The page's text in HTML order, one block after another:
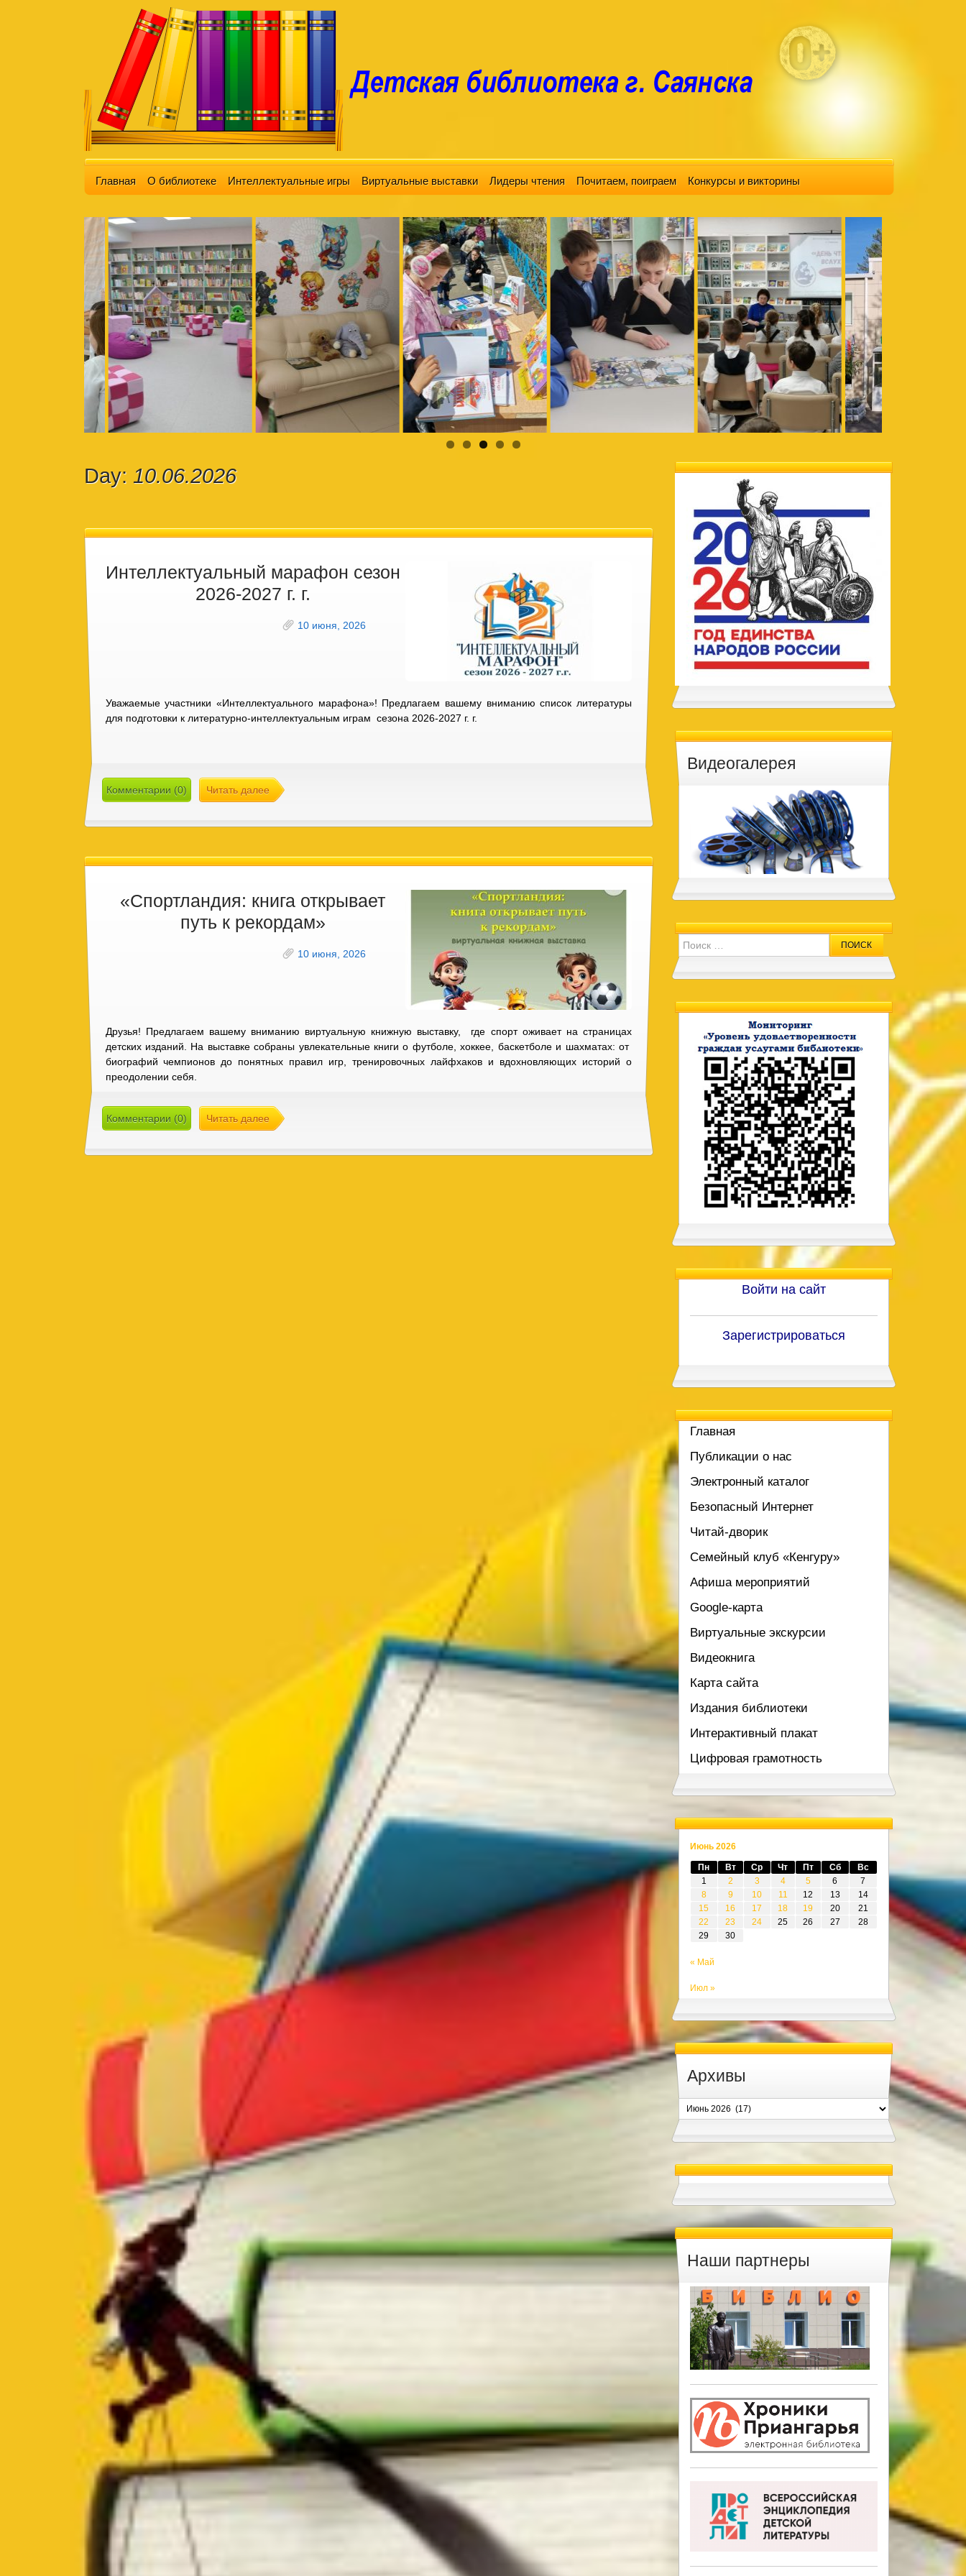
Главная О библиотеке Интеллектуальные игры Виртуальные выставки Лидеры чтения Почитаем, поиграем Конкурсы и викторины
Day: 10.06.2026
Интеллектуальный марафон сезон
2026-2027 г. г.
10 июня, 2026
Уважаемые участники «Интеллектуального марафона»! Предлагаем вашему вниманию список литературы
для подготовки к литературно-интеллектуальным играм сезона 2026-2027 г. г.
Комментарии (0) Читать далее
«Спортландия: книга открывает
путь к рекордам»
10 июня, 2026
Друзья! Предлагаем вашему вниманию виртуальную книжную выставку, где спорт оживает на страницах
детских изданий. На выставке собраны увлекательные книги о футболе, хоккее, баскетболе и шахматах: от
биографий чемпионов до понятных правил игр, тренировочных лайфхаков и вдохновляющих историй о
преодолении себя.
Комментарии (0) Читать далее
Видеогалерея
Search for:
Войти на сайт
Зарегистрироваться
Главная
Публикации о нас
Электронный каталог
Безопасный Интернет
Читай-дворик
Семейный клуб «Кенгуру»
Афиша мероприятий
Google-карта
Виртуальные экскурсии
Видеокнига
Карта сайта
Издания библиотеки
Интерактивный плакат
Цифровая грамотность
Июнь 2026
Пн Вт Ср Чт Пт Сб
Вс
1
2 3 4 5 6
7
8
9 10 11 12 13
14
15
16 17 18 19 20
21
22
23 24 25 26 27
28
29
30
« Май
Июл »
Архивы
Архивы
Наши партнеры